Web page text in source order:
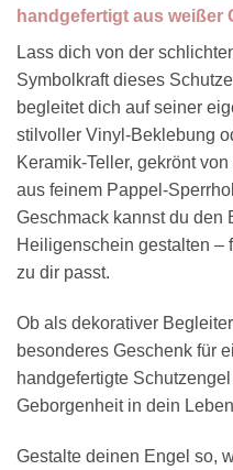
handgefertigt aus weißer
Lass dich von der
Symbolkraft dieses
begleitet dich auf seiner
stilvoller Vinyl-Beklebung
Keramik-Teller, gekrönt
aus feinem Pappel-
Geschmack kannst du den
Heiligenschein gestalten –
zu dir passt.
Ob als dekorativer
besonderes Geschenk für
handgefertigte
Geborgenheit in dein
Gestalte deinen Engel so,